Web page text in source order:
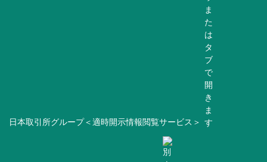
日本取引所グループ＜適時開示情報閲覧サービス＞